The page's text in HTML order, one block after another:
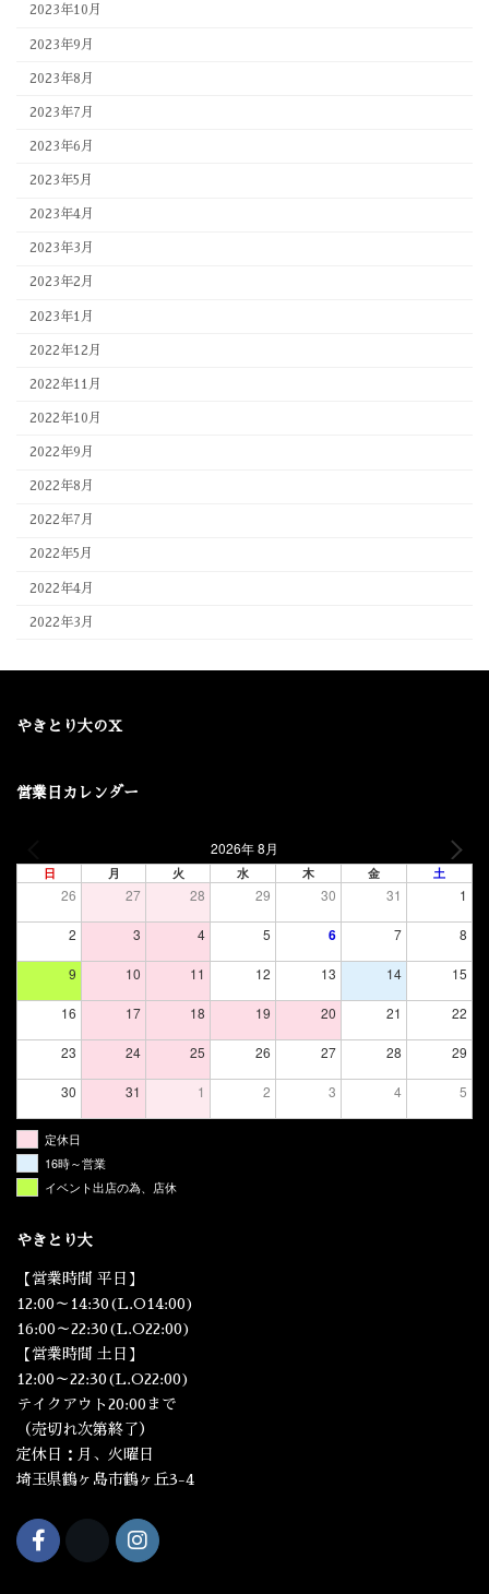
2023年10月
2023年9月
2023年8月
2023年7月
2023年6月
2023年5月
2023年4月
2023年3月
2023年2月
2023年1月
2022年12月
2022年11月
2022年10月
2022年9月
2022年8月
2022年7月
2022年5月
2022年4月
2022年3月
やきとり大のX
営業日カレンダー
2026年 8月
日 月 火 水 木 金 土
26 27 28 29 30 31 1
2 3 4 5 6 7 8
9 10 11 12 13 14 15
16 17 18 19 20 21 22
23 24 25 26 27 28 29
30 31 1 2 3 4 5
定休日
16時～営業
イベント出店の為、店休
やきとり大
【営業時間 平日】
12:00～14:30(L.O14:00)
16:00～22:30(L.O22:00)
【営業時間 土日】
12:00～22:30(L.O22:00)
テイクアウト20:00まで
（売切れ次第終了）
定休日：月、火曜日
埼玉県鶴ヶ島市鶴ヶ丘3-4